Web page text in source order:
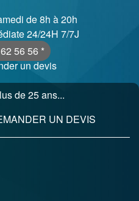
de 8h à 20h
24/24H 7/7J
56 56 *
un devis
de 25 ans...
UN DEVIS